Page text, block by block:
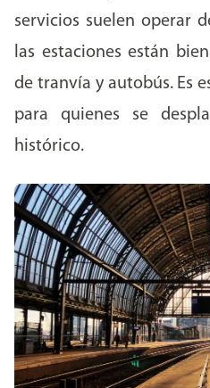
servicios suelen operar
las estaciones están
de tranvía y autobús. Es
para quienes se
histórico.